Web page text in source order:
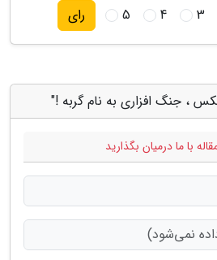
3
4
5 رای
، جنگ افزاری به نام گربه !"
با ما درمیان بگذارید